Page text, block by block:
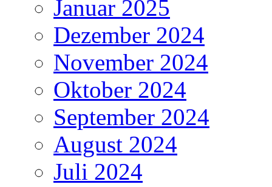
Januar 2025
Dezember 2024
November 2024
Oktober 2024
September 2024
August 2024
Juli 2024